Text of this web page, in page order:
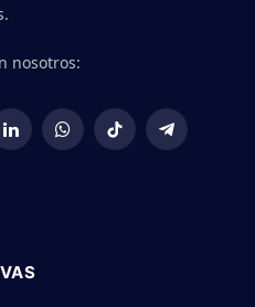
nosotros:
LinkedInWhatsApp
TikTok Telegram